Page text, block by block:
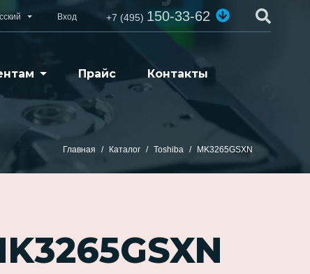
Прайс Контакты
Вход +7 (495)150-33-62
Главная Каталог Toshiba MK3265GSXN